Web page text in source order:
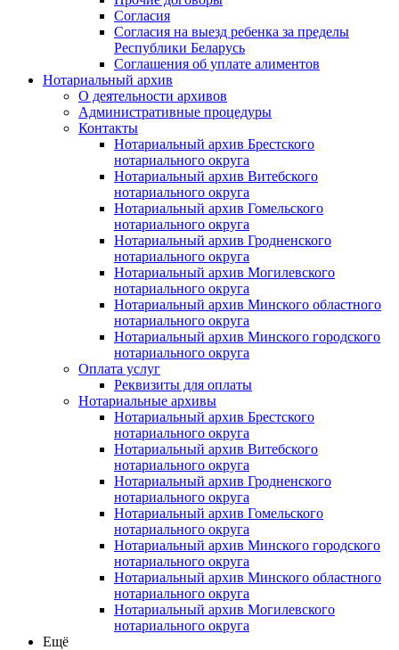
Согласия
Согласия на выезд ребенка за пределы
Республики Беларусь
Соглашения об уплате алиментов
Нотариальный архив
О деятельности архивов
Административные процедуры
Контакты
Нотариальный архив Брестского
нотариального округа
Нотариальный архив Витебского
нотариального округа
Нотариальный архив Гомельского
нотариального округа
Нотариальный архив Гродненского
нотариального округа
Нотариальный архив Могилевского
нотариального округа
Нотариальный архив Минского областного
нотариального округа
Нотариальный архив Минского городского
нотариального округа
Оплата услуг
Реквизиты для оплаты
Нотариальные архивы
Нотариальный архив Брестского
нотариального округа
Нотариальный архив Витебского
нотариального округа
Нотариальный архив Гродненского
нотариального округа
Нотариальный архив Гомельского
нотариального округа
Нотариальный архив Минского городского
нотариального округа
Нотариальный архив Минского областного
нотариального округа
Нотариальный архив Могилевского
нотариального округа
Ещё